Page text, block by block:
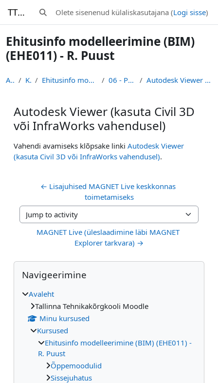
TTK-Moodle Lülitab otsingu sisendi
Olete sisenenud külaliskasutajana (Logi sisse)
Ehitusinfo modelleerimine (BIM)
(EHE011) - R. Puust
Avaleht Kursused Ehitusinfo modelleerimine (BIM) (EHE011) - R. Puust 06 - Projektipõhine koostöö Autodesk Viewer (kasuta Civil 3D või InfraWorks vahendusel)
Autodesk Viewer (kasuta Civil 3D
või InfraWorks vahendusel)
Lõpetamise nõuded
Vahendi avamiseks klõpsake linki Autodesk Viewer
(kasuta Civil 3D või InfraWorks vahendusel).
← Lisajuhised MAGNET Live keskkonnas
toimetamiseks
Jump to activity
MAGNET Live (üleslaadimine läbi MAGNET
Explorer tarkvara) →
Plokid
Jäta vahele Navigeerimine
Navigeerimine
Avaleht
Tallinna Tehnikakõrgkooli Moodle
Minu kursused
Kursused
Ehitusinfo modelleerimine (BIM) (EHE011) -
R. Puust
Õppemoodulid
Sissejuhatus